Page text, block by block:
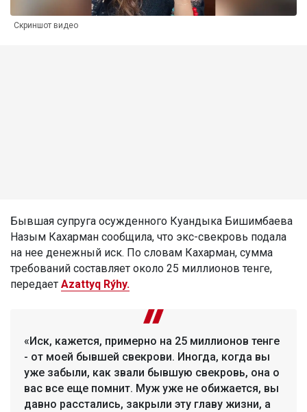
Скриншот видео
Бывшая супруга осужденного Куандыка Бишимбаева
Назым Кахарман сообщила, что экс-свекровь подала
на нее денежный иск. По словам Кахарман, сумма
требований составляет около 25 миллионов тенге,
передает Azattyq Rýhy.
«Иск, кажется, примерно на 25 миллионов тенге
- от моей бывшей свекрови. Иногда, когда вы
уже забыли, как звали бывшую свекровь, она о
вас все еще помнит. Муж уже не обижается, вы
давно расстались, закрыли эту главу жизни, а